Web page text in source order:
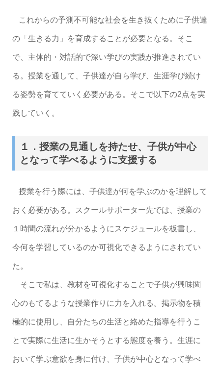
これからの予測不可能な社会を生き抜くために子供達
の「生きる力」を育成することが必要となる。そこ
で、主体的・対話的で深い学びの実践が推進されてい
る。授業を通して、子供達が自ら学び、生涯学び続け
る姿勢を育てていく必要がある。そこで以下の2点を実
践していく。
１．授業の見通しを持たせ、子供が中心
となって学べるように支援する
授業を行う際には、子供達が何を学ぶのかを理解して
おく必要がある。スクールサポーター先では、授業の
１時間の流れが分かるようにスケジュールを板書し、
今何を学習しているのか可視化できるようにされてい
た。
そこで私は、教材を可視化することで子供が興味関
心のもてるような授業作りに力を入れる。掲示物を積
極的に使用し、自分たちの生活と絡めた指導を行うこ
とで実際に生活に生かそうとする態度を養う。生涯に
おいて学ぶ意欲を身に付け、子供が中心となって学べ